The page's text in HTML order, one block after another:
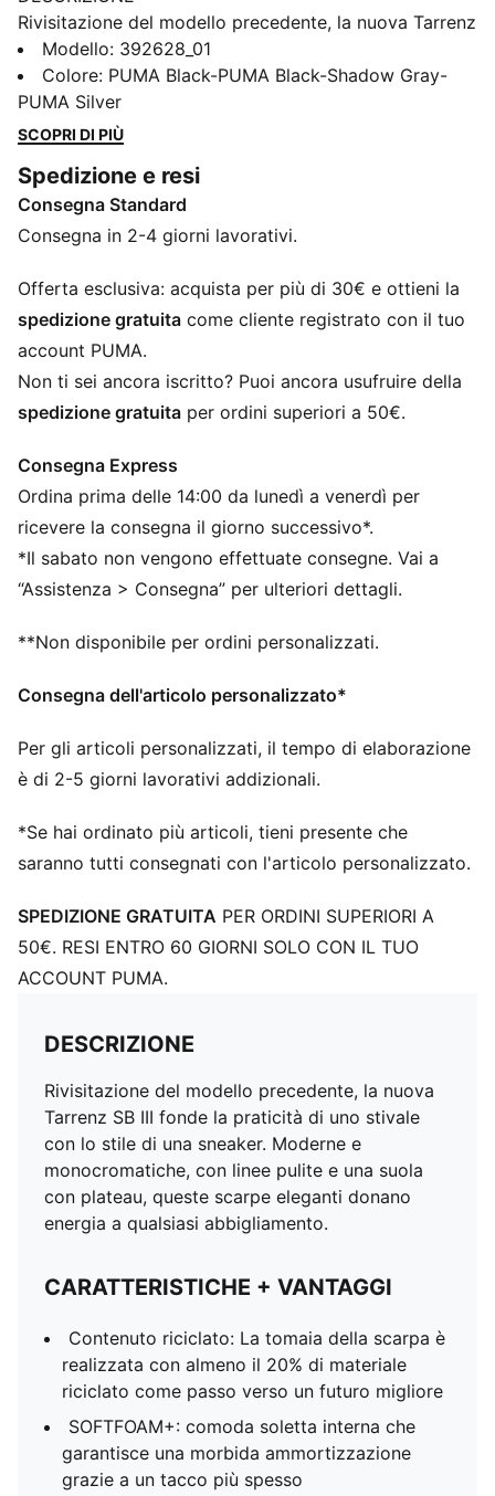
Rivisitazione del modello precedente, la nuova Tarrenz
SB III fonde la praticità di uno stivale con lo stile di
una sneaker. Moderne e monocromatiche, con linee
pulite e una suola con plateau, queste scarpe eleganti
donano energia a qualsiasi abbigliamento.
Contenuto riciclato: La tomaia della scarpa è
realizzata con almeno il 20% di materiale riciclato
come passo verso un futuro migliore
una morbida ammortizzazione grazie a un tacco più
spesso
DETTAGLI
Tomaia in pelle sintetica
Chiusura a lacci per una calzata perfettamente
Intersuola voluminosa in EVA
Suola in gomma
Logo PUMA su linguetta, gambino e tallone
Striscia Formstrip PUMA sul lato interno ed esterno
Modello: 392628_01
Colore: PUMA Black-PUMA Black-Shadow Gray-
PUMA Silver
SCOPRI DI PIÙ
Spedizione e resi
Consegna Standard
Consegna in 2-4 giorni lavorativi.
Offerta esclusiva: acquista per più di 30€ e ottieni la
spedizione gratuita come cliente registrato con il tuo
account PUMA.
Non ti sei ancora iscritto? Puoi ancora usufruire della
spedizione gratuita per ordini superiori a 50€.
Consegna Express
Ordina prima delle 14:00 da lunedì a venerdì per
ricevere la consegna il giorno successivo*.
*Il sabato non vengono effettuate consegne. Vai a
“Assistenza > Consegna” per ulteriori dettagli.
**Non disponibile per ordini personalizzati.
Consegna dell'articolo personalizzato*
Per gli articoli personalizzati, il tempo di elaborazione
è di 2-5 giorni lavorativi addizionali.
*Se hai ordinato più articoli, tieni presente che
saranno tutti consegnati con l'articolo personalizzato.
SPEDIZIONE GRATUITA PER ORDINI SUPERIORI A
50€. RESI ENTRO 60 GIORNI SOLO CON IL TUO
ACCOUNT PUMA.
DESCRIZIONE
Rivisitazione del modello precedente, la nuova
Tarrenz SB III fonde la praticità di uno stivale
con lo stile di una sneaker. Moderne e
monocromatiche, con linee pulite e una suola
con plateau, queste scarpe eleganti donano
energia a qualsiasi abbigliamento.
CARATTERISTICHE + VANTAGGI
Contenuto riciclato: La tomaia della scarpa è
realizzata con almeno il 20% di materiale
riciclato come passo verso un futuro migliore
SOFTFOAM+: comoda soletta interna che
garantisce una morbida ammortizzazione
grazie a un tacco più spesso